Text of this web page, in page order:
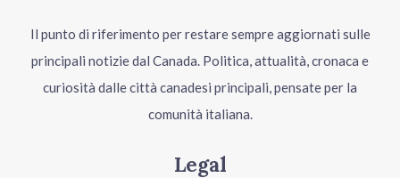
Il punto di riferimento per restare sempre aggiornati sulle
principali notizie dal Canada. Politica, attualità, cronaca e
curiosità dalle città canadesi principali, pensate per la
comunità italiana.
Legal